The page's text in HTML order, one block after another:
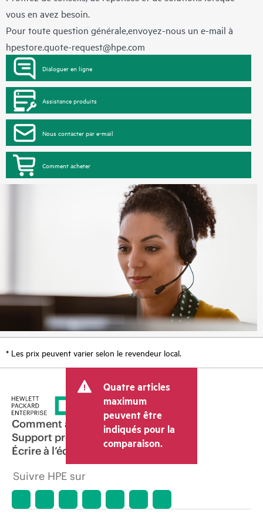
vous en avez besoin.
Pour toute question générale,envoyez-nous un e-mail à
hpestore.quote-request@hpe.com
Dialoguer en ligne
Assistance produits
Nous contacter par e-mail
Comment acheter
* Les prix peuvent varier selon le revendeur local.
Quatre articles
maximum
peuvent être
indiqués pour la
comparaison.
Comment acheter
Support produit
Écrire à l’équipe commerciale
Suivre HPE sur